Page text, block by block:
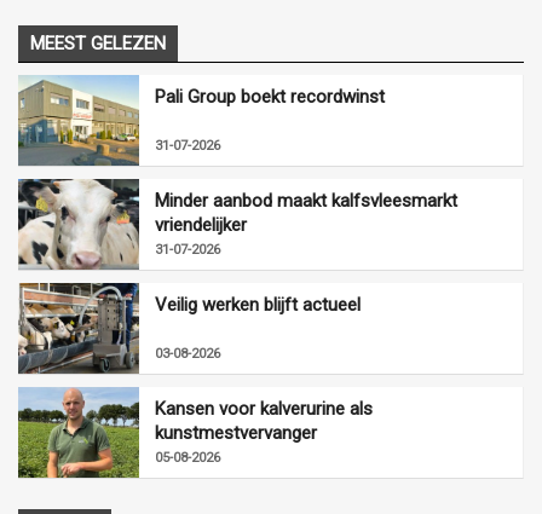
MEEST GELEZEN
Pali Group boekt recordwinst
31-07-2026
Minder aanbod maakt kalfsvleesmarkt
vriendelijker
31-07-2026
Veilig werken blijft actueel
03-08-2026
Kansen voor kalverurine als
kunstmestvervanger
05-08-2026